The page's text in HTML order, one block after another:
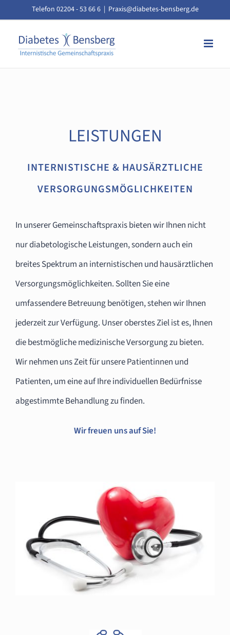
springen
Telefon 02204 - 53 66 6 | Praxis@diabetes-bensberg.de
LEISTUNGEN
INTERNISTISCHE & HAUSÄRZTLICHE
VERSORGUNGSMÖGLICHKEITEN
In unserer Gemeinschaftspraxis bieten wir Ihnen nicht
nur diabetologische Leistungen, sondern auch ein
breites Spektrum an internistischen und hausärztlichen
Versorgungsmöglichkeiten. Sollten Sie eine
umfassendere Betreuung benötigen, stehen wir Ihnen
jederzeit zur Verfügung. Unser oberstes Ziel ist es, Ihnen
die bestmögliche medizinische Versorgung zu bieten.
Wir nehmen uns Zeit für unsere Patientinnen und
Patienten, um eine auf Ihre individuellen Bedürfnisse
abgestimmte Behandlung zu finden.
Wir freuen uns auf Sie!